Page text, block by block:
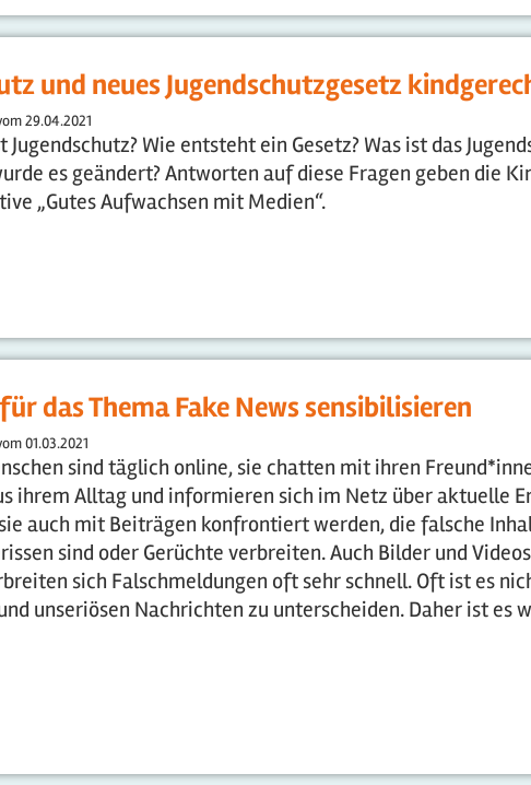
und neues Jugendschutzgesetz
29.04.2021
Jugendschutz? Wie entsteht ein Gesetz? Was ist das
es geändert? Antworten auf diese Fragen geben die
„Gutes Aufwachsen mit Medien“.
das Thema Fake News sensibilisieren
01.03.2021
sind täglich online, sie chatten mit ihren
ihrem Alltag und informieren sich im Netz über aktuelle
auch mit Beiträgen konfrontiert werden, die falsche
sind oder Gerüchte verbreiten. Auch Bilder und
sich Falschmeldungen oft sehr schnell. Oft ist es
unseriösen Nachrichten zu unterscheiden. Daher ist es